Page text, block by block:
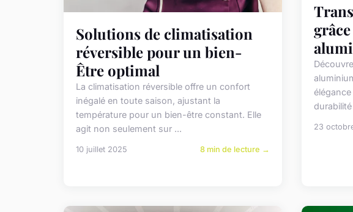
Solutions de climatisation
réversible pour un bien-
Être optimal
La climatisation réversible offre un confort
inégalé en toute saison, ajustant la
température pour un bien-être constant. Elle
agit non seulement sur ...
10 juillet 2025 8 min de lecture →
23